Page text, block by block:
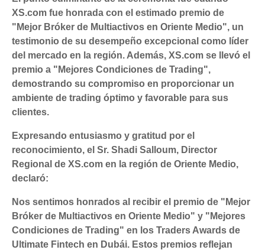
XS.com fue honrada con el estimado premio de
"Mejor Bróker de Multiactivos en Oriente Medio", un
testimonio de su desempeño excepcional como líder
del mercado en la región. Además, XS.com se llevó el
premio a "Mejores Condiciones de Trading",
demostrando su compromiso en proporcionar un
ambiente de trading óptimo y favorable para sus
clientes.
Expresando entusiasmo y gratitud por el
reconocimiento, el Sr. Shadi Salloum, Director
Regional de XS.com en la región de Oriente Medio,
declaró:
Nos sentimos honrados al recibir el premio de "Mejor
Bróker de Multiactivos en Oriente Medio" y "Mejores
Condiciones de Trading" en los Traders Awards de
Ultimate Fintech en Dubái. Estos premios reflejan